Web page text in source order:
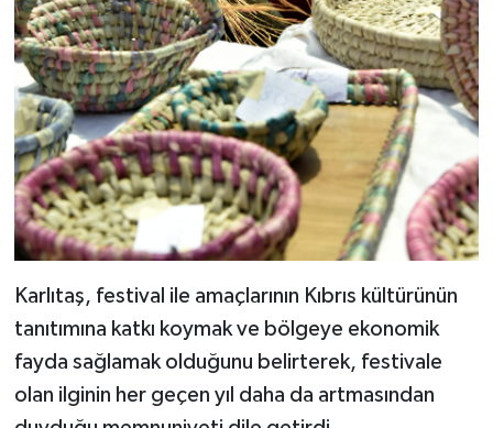
Karlıtaş, festival ile amaçlarının Kıbrıs kültürünün
tanıtımına katkı koymak ve bölgeye ekonomik
fayda sağlamak olduğunu belirterek, festivale
olan ilginin her geçen yıl daha da artmasından